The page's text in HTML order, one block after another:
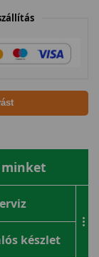
készlet
...